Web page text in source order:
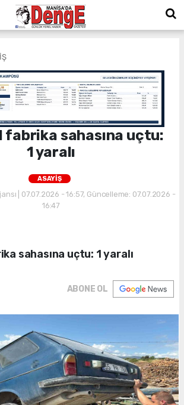
fabrika sahasına uçtu:
1 yaralı
ASAYİŞ
| 07.07.2026 - 16:57, Güncelleme: 07.07.2026 -
16:47
sahasına uçtu: 1 yaralı
ABONE OL